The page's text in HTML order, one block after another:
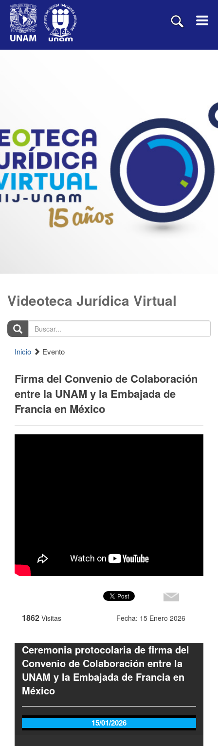
Videoteca Jurídica Virtual
Buscar...
Inicio Evento
Firma del Convenio de Colaboración
entre la UNAM y la Embajada de
Francia en México
1862 Visitas Fecha: 15 Enero 2026
Ceremonia protocolaria de firma del
Convenio de Colaboración entre la
UNAM y la Embajada de Francia en
México
15/01/2026